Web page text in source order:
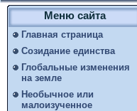
Меню сайта
Главная страница
Созидание единства
Глобальные изменения
на земле
Необычное или
малоизученное